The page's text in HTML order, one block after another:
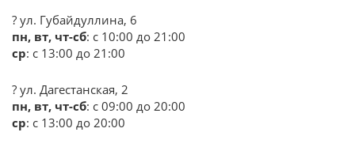
? ул. Губайдуллина, 6
пн, вт, чт-сб: с 10:00 до 21:00
ср: с 13:00 до 21:00
? ул. Дагестанская, 2
пн, вт, чт-сб: с 09:00 до 20:00
ср: с 13:00 до 20:00